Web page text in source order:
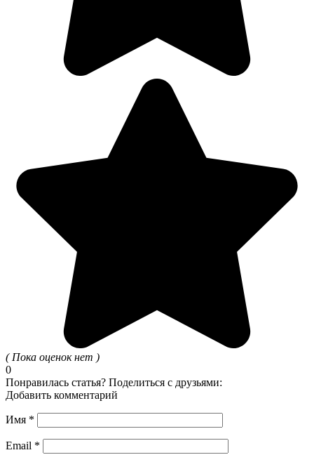
( Пока оценок нет )
0
Понравилась статья? Поделиться с друзьями:
Добавить комментарий
Имя *
Email *